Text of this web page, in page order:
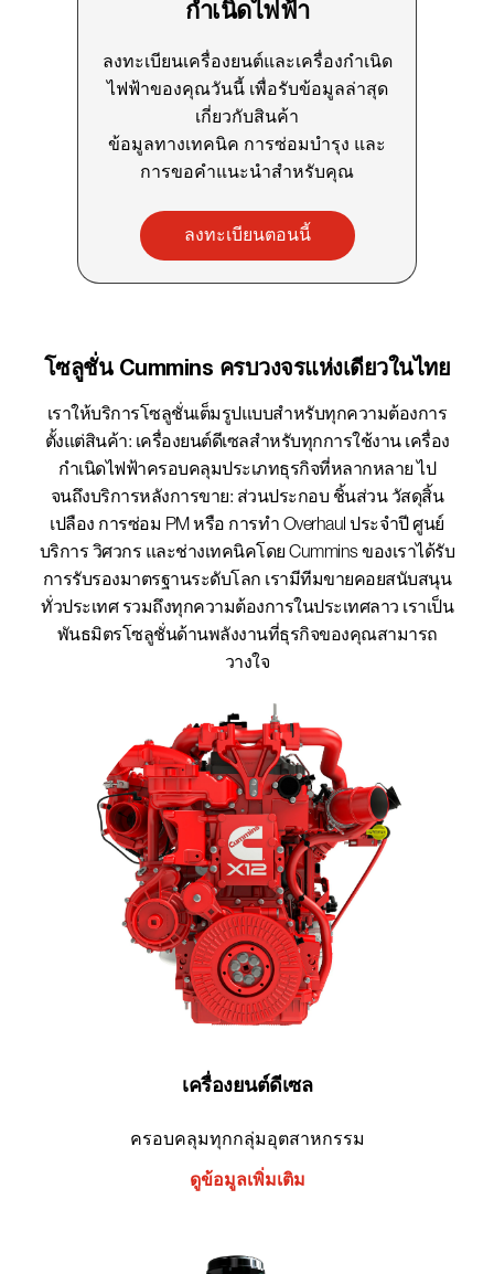
กำเนิดไฟฟ้า
ลงทะเบียนเครื่องยนต์และเครื่องกำเนิด
ไฟฟ้าของคุณวันนี้ เพื่อรับข้อมูลล่าสุด
เกี่ยวกับสินค้า
ข้อมูลทางเทคนิค การซ่อมบำรุง และ
การขอคำแนะนำสำหรับคุณ
ลงทะเบียนตอนนี้
โซลูชั่น Cummins ครบวงจรแห่งเดียวในไทย
เราให้บริการโซลูชั่นเต็มรูปแบบสำหรับทุกความต้องการ
ตั้งแต่สินค้า: เครื่องยนต์ดีเซลสำหรับทุกการใช้งาน เครื่อง
กำเนิดไฟฟ้าครอบคลุมประเภทธุรกิจที่หลากหลาย ไป
จนถึงบริการหลังการขาย: ส่วนประกอบ ชิ้นส่วน วัสดุสิ้น
เปลือง การซ่อม PM หรือ การทำ Overhaul ประจำปี ศูนย์
บริการ วิศวกร และช่างเทคนิคโดย Cummins ของเราได้รับ
การรับรองมาตรฐานระดับโลก เรามีทีมขายคอยสนับสนุน
ทั่วประเทศ รวมถึงทุกความต้องการในประเทศลาว เราเป็น
พันธมิตรโซลูชั่นด้านพลังงานที่ธุรกิจของคุณสามารถ
วางใจ
เครื่องยนต์ดีเซล
ครอบคลุมทุกกลุ่มอุตสาหกรรม
ดูข้อมูลเพิ่มเติม